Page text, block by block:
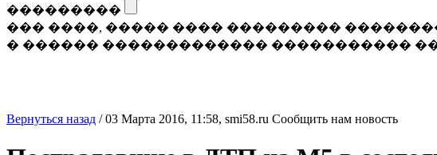
���������
��� ����, ����� ���� ���������
� ������ ������������� �����������
Вернуться назад /03 Марта 2016, 11:58, smi58.ru Сообщить нам новость